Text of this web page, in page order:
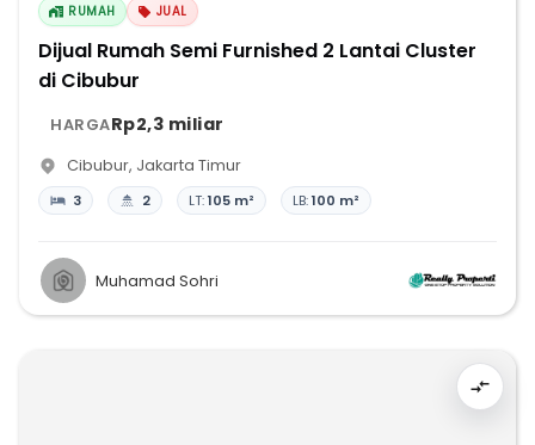
RUMAH JUAL
Dijual Rumah Semi Furnished 2 Lantai Cluster
di Cibubur
HARGARp2,3 miliar
Cibubur, Jakarta Timur
3 2 LT:105 m² LB:100 m²
Muhamad Sohri